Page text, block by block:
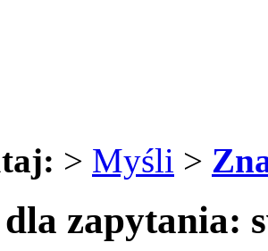
> Myśli >
zapytania: